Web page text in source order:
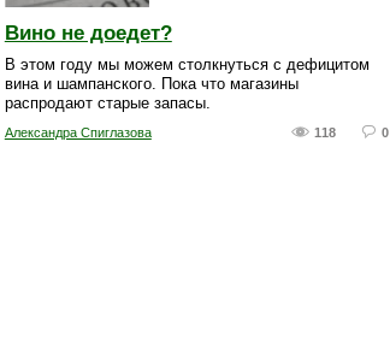
Вино не доедет?
В этом году мы можем столкнуться с дефицитом
вина и шампанского. Пока что магазины
распродают старые запасы.
118 0
Александра Спиглазова